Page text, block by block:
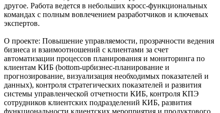
другое. Работа ведется в небольших кросс-функциональных
командах с полным вовлечением разработчиков и ключевых
экспертов.
О проекте: Повышение управляемости, прозрачности ведения
бизнеса и взаимоотношений с клиентами за счет
автоматизации процессов планирования и мониторинга по
клиентам КИБ (bottom-upбизнес-планирование и
прогнозирование, визуализация необходимых показателей и
данных), контроля стратегических показателей и развития
системы управленческой отчетности КИБ, контроля КПЭ
сотрудников клиентских подразделений КИБ, развития